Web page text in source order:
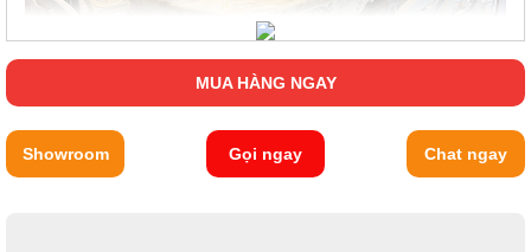
MUA HÀNG NGAY
Showroom Gọi ngay Chat ngay